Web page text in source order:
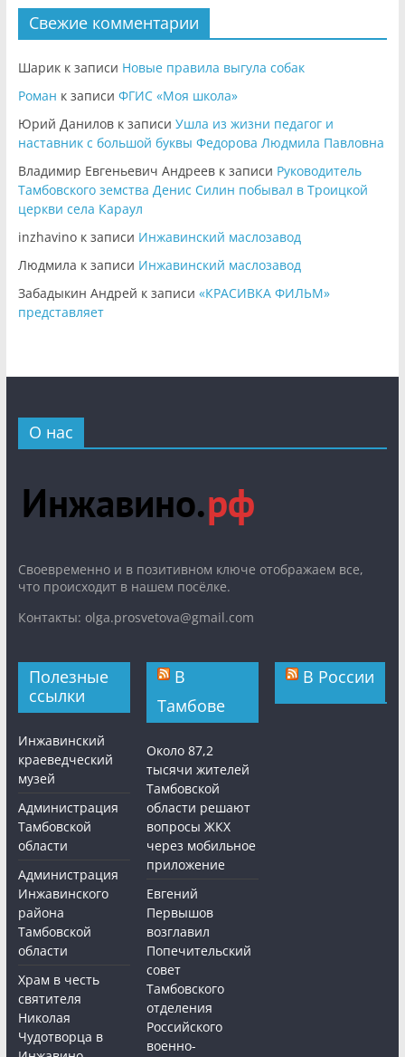
Свежие комментарии
Шарикк записи Новые правила выгула собак
Роман к записи ФГИС «Моя школа»
Юрий Даниловк записи Ушла из жизни педагог и
наставник с большой буквы Федорова Людмила Павловна
Владимир Евгеньевич Андреевк записи Руководитель
Тамбовского земства Денис Силин побывал в Троицкой
церкви села Караул
inzhavinoк записи Инжавинский маслозавод
Людмила к записи Инжавинский маслозавод
Забадыкин Андрей к записи «КРАСИВКА ФИЛЬМ»
представляет
О нас
Cвоевременно и в позитивном ключе отображаем все,
что происходит в нашем посёлке.
Контакты: olga.prosvetova@gmail.com
Полезные
ссылки
Инжавинский
краеведческий
музей
Администрация
Тамбовской
области
Администрация
Инжавинского
района
Тамбовской
области
Храм в честь
святителя
Николая
Чудотворца в
В
Тамбове
Около 87,2
тысячи жителей
Тамбовской
области решают
вопросы ЖКХ
через мобильное
приложение
Евгений
Первышов
возглавил
Попечительский
совет
Тамбовского
отделения
Российского
военно-
В России